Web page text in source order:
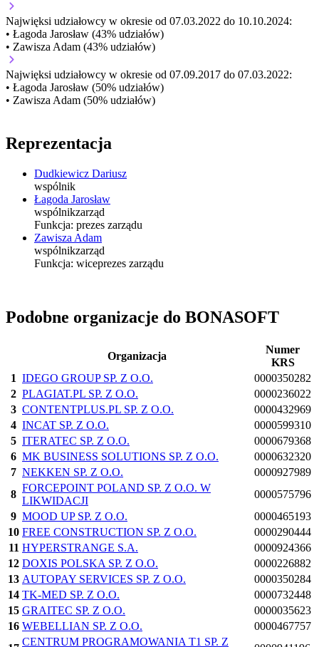
Najwięksi udziałowcy w okresie od 07.03.2022 do 10.10.2024:
• Łagoda Jarosław (43% udziałów)
• Zawisza Adam (43% udziałów)
Najwięksi udziałowcy w okresie od 07.09.2017 do 07.03.2022:
• Łagoda Jarosław (50% udziałów)
• Zawisza Adam (50% udziałów)
Reprezentacja
Dudkiewicz Dariusz
wspólnik
Łagoda Jarosław
wspólnikzarząd
Funkcja: prezes zarządu
Zawisza Adam
wspólnikzarząd
Funkcja: wiceprezes zarządu
Podobne organizacje do BONASOFT
Organizacja
Numer
KRS
1 IDEGO GROUP SP. Z O.O.
0000350282
2 PLAGIAT.PL SP. Z O.O.
0000236022
3 CONTENTPLUS.PL SP. Z O.O.
0000432969
4 INCAT SP. Z O.O.
0000599310
5 ITERATEC SP. Z O.O.
0000679368
6 MK BUSINESS SOLUTIONS SP. Z O.O.
0000632320
7 NEKKEN SP. Z O.O.
0000927989
8
FORCEPOINT POLAND SP. Z O.O. W
LIKWIDACJI
0000575796
9 MOOD UP SP. Z O.O.
0000465193
10 FREE CONSTRUCTION SP. Z O.O.
0000290444
11 HYPERSTRANGE S.A.
0000924366
12 DOXIS POLSKA SP. Z O.O.
0000226882
13 AUTOPAY SERVICES SP. Z O.O.
0000350284
14 TK-MED SP. Z O.O.
0000732448
15 GRAITEC SP. Z O.O.
0000035623
16 WEBELLIAN SP. Z O.O.
0000467757
CENTRUM PROGRAMOWANIA T1 SP. Z